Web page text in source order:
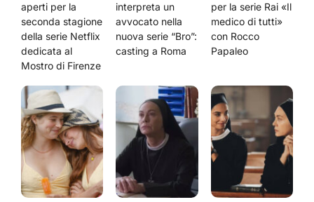
aperti per la
seconda stagione
della serie Netflix
dedicata al
Mostro di Firenze
interpreta un
avvocato nella
nuova serie “Bro”:
casting a Roma
per la serie Rai «Il
medico di tutti»
con Rocco
Papaleo